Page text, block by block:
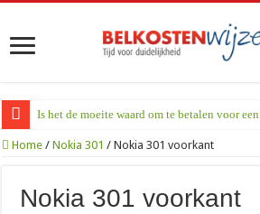
Is het de moeite waard om te betalen voor
Home / Nokia 301 / Nokia 301 voorkant
Nokia 301 voorkant